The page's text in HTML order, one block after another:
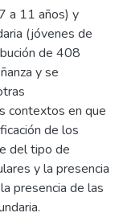
a 11 años) y
(jóvenes de
de 408
y se
contextos en que
de los
del tipo de
y la presencia
presencia de las